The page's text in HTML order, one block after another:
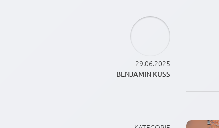
29.06.2025
BENJAMIN KUSS